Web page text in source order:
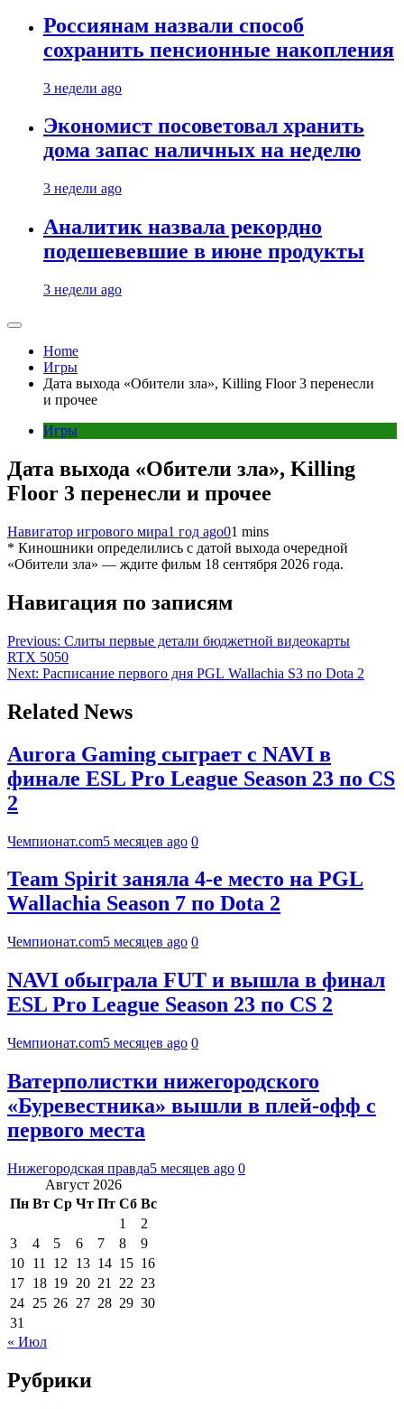
Россиянам назвали способ
сохранить пенсионные накопления
3 недели ago
Экономист посоветовал хранить
дома запас наличных на неделю
3 недели ago
Аналитик назвала рекордно
подешевевшие в июне продукты
3 недели ago
Home
Игры
Дата выхода «Обители зла», Killing Floor 3 перенесли
и прочее
Игры
Дата выхода «Обители зла», Killing
Floor 3 перенесли и прочее
Навигатор игрового мира1 год ago01 mins
* Киношники определились с датой выхода очередной
«Обители зла» — ждите фильм 18 сентября 2026 года.
Навигация по записям
Previous: Слиты первые детали бюджетной видеокарты
RTX 5050
Next: Расписание первого дня PGL Wallachia S3 по Dota 2
Related News
Aurora Gaming сыграет с NAVI в
финале ESL Pro League Season 23 по CS
2
Чемпионат.com5 месяцев ago 0
Team Spirit заняла 4-е место на PGL
Wallachia Season 7 по Dota 2
Чемпионат.com5 месяцев ago 0
NAVI обыграла FUT и вышла в финал
ESL Pro League Season 23 по CS 2
Чемпионат.com5 месяцев ago 0
Ватерполистки нижегородского
«Буревестника» вышли в плей-офф с
первого места
Нижегородская правда5 месяцев ago 0
Август 2026
Пн Вт Ср Чт Пт Сб Вс
1
2
3
4 5 6 7 8
9
10 11 12 13 14 15 16
17 18 19 20 21 22 23
24 25 26 27 28 29 30
31
« Июл
Рубрики